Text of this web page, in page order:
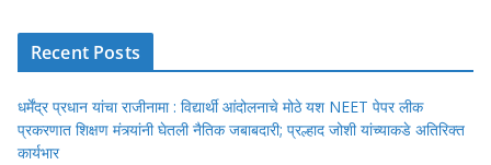
Recent Posts
धर्मेंद्र प्रधान यांचा राजीनामा : विद्यार्थी आंदोलनाचे मोठे यश NEET पेपर लीक
प्रकरणात शिक्षण मंत्र्यांनी घेतली नैतिक जबाबदारी; प्रल्हाद जोशी यांच्याकडे अतिरिक्त
कार्यभार